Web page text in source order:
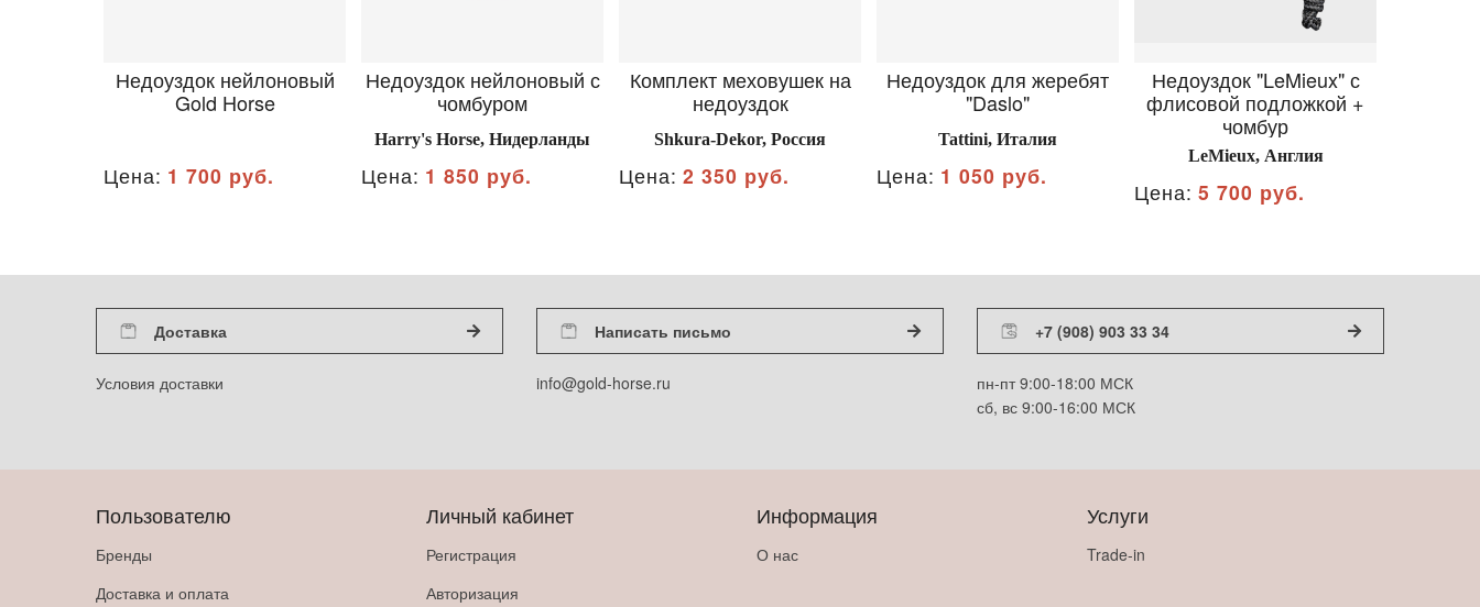
Недоуздок нейлоновый
Gold Horse
Цена: 1 700 руб.
Недоуздок нейлоновый с
чомбуром
Harry's Horse, Нидерланды
Цена: 1 850 руб.
Комплект меховушек на
недоуздок
Shkura-Dekor, Россия
Цена: 2 350 руб.
Недоуздок для жеребят
"Daslo"
Tattini, Италия
Цена: 1 050 руб.
Недоуздок "LeMieux" с
флисовой подложкой +
чомбур
LeMieux, Англия
Цена: 5 700 руб.
Доставка
Условия доставки
Написать письмо
info@gold-horse.ru
+7 (908) 903 33 34
пн-пт 9:00-18:00 МСК
сб, вс 9:00-16:00 МСК
Пользователю
Бренды
Доставка и оплата
Личный кабинет
Регистрация
Авторизация
Информация
О нас
Услуги
Trade-in